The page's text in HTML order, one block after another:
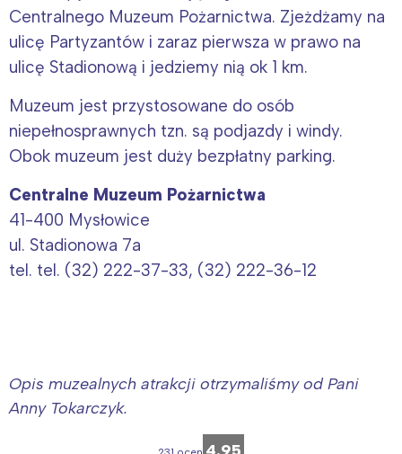
Centralnego Muzeum Pożarnictwa. Zjeżdżamy na
ulicę Partyzantów i zaraz pierwsza w prawo na
ulicę Stadionową i jedziemy nią ok 1 km.
Muzeum jest przystosowane do osób
niepełnosprawnych tzn. są podjazdy i windy.
Obok muzeum jest duży bezpłatny parking.
Centralne Muzeum Pożarnictwa
41-400 Mysłowice
ul. Stadionowa 7a
tel. tel. (32) 222-37-33, (32) 222-36-12
Opis muzealnych atrakcji otrzymaliśmy od Pani
Anny Tokarczyk.